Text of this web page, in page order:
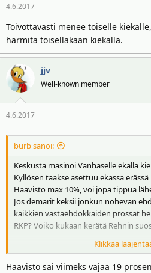
4.6.2017
Toivottavasti menee toiselle
harmita toisellakaan kiekalla.
jjv
Well-known member
4.6.2017
burb sanoi:
Keskusta masinoi Vanhaselle ekalla
Kyllösen taakse asettuu ekassa erässä
Haavisto max 10%, voi jopa tippua
Jos demarit keksii jonkun nohevan
kaikkien vastaehdokkaiden prossat
RKP? Voiko kukaan kerätä Rehnin
Taidan pantata vastaustani vielä
Klikkaa
Haavisto sai viimeks vajaa 19